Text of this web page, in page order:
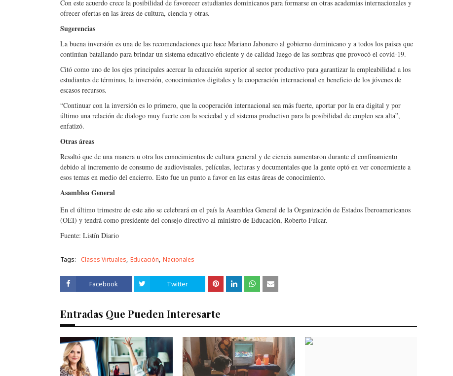
Con este acuerdo crece la posibilidad de favorecer estudiantes dominicanos para formarse en otras academias internacionales y
ofrecer ofertas en las áreas de cultura, ciencia y otras.
Sugerencias
La buena inversión es una de las recomendaciones que hace Mariano Jabonero al gobierno dominicano y a todos los países que
continúan batallando para brindar un sistema educativo eficiente y de calidad luego de las sombras que provocó el covid-19.
Citó como uno de los ejes principales acercar la educación superior al sector productivo para garantizar la empleabilidad a los
estudiantes de términos, la inversión, conocimientos digitales y la cooperación internacional en beneficio de los jóvenes de
escasos recursos.
“Continuar con la inversión es lo primero, que la cooperación internacional sea más fuerte, aportar por la era digital y por
último una relación de dialogo muy fuerte con la sociedad y el sistema productivo para la posibilidad de empleo sea alta”,
enfatizó.
Otras áreas
Resaltó que de una manera u otra los conocimientos de cultura general y de ciencia aumentaron durante el confinamiento
debido al incremento de consumo de audiovisuales, películas, lecturas y documentales que la gente optó en ver concerniente a
esos temas en medio del encierro. Esto fue un punto a favor en las estas áreas de conocimiento.
Asamblea General
En el último trimestre de este año se celebrará en el país la Asamblea General de la Organización de Estados Iberoamericanos
(OEI) y tendrá como presidente del consejo directivo al ministro de Educación, Roberto Fulcar.
Fuente: Listín Diario
Tags: Clases Virtuales Educación Nacionales
Facebook Twitter
Entradas Que Pueden Interesarte